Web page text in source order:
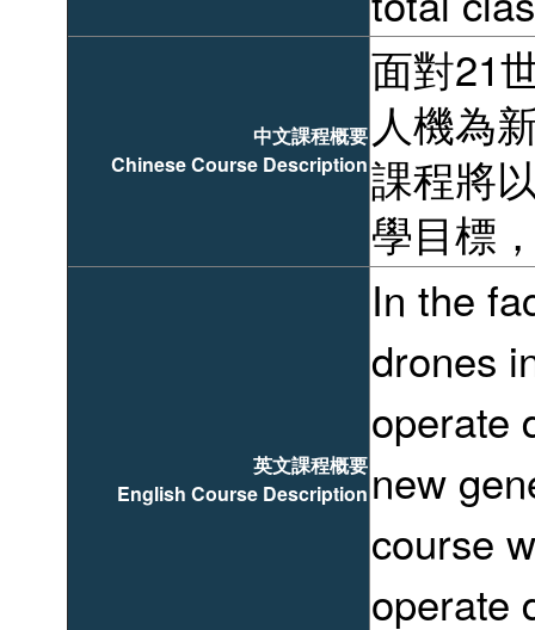
total
中文課程概要
Chinese Course Description
面對21
人機為
課程將
學目標
英文課程概要
English Course Description
In the
drones
operate
new
course
operate